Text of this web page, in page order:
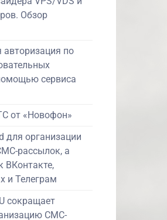
Обзор
по
сервиса
от «Новофон»
для организации
рассылок, а
ВКонтакте,
и Телеграм
сокращает
СМС-